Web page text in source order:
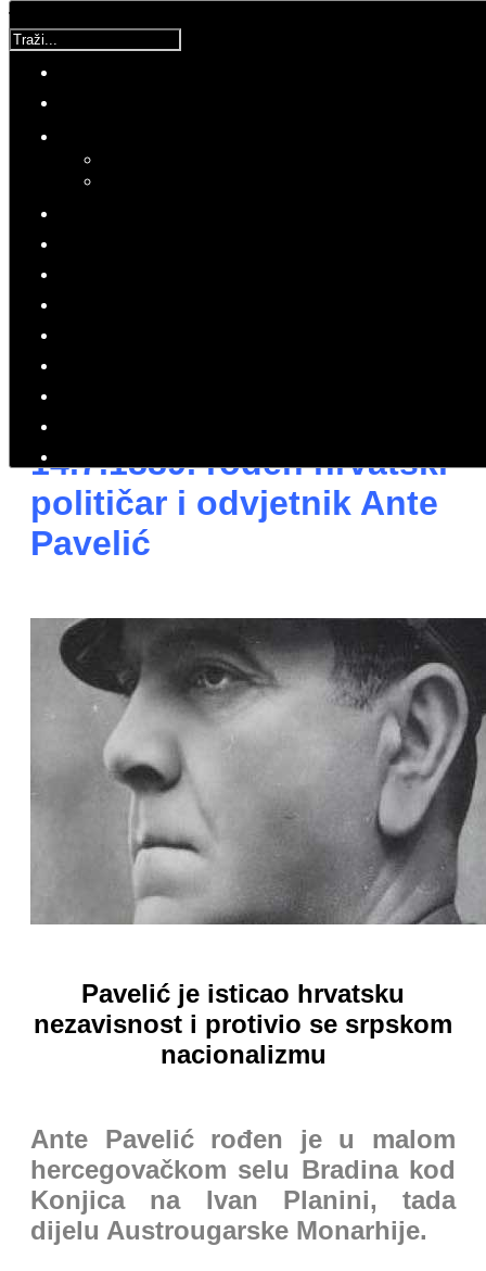
Traži...
Molimo ocijenite
POVIJEST
UCM
Vođa Ustaškog pokreta, poglavnik
Nezavisne Države Hrvatske
14.7.1889. rođen hrvatski
političar i odvjetnik Ante
Pavelić
Pavelić je isticao hrvatsku
nezavisnost i protivio se srpskom
nacionalizmu
Ante Pavelić rođen je u malom
hercegovačkom selu Bradina kod
Konjica na Ivan Planini, tada
dijelu Austrougarske Monarhije.